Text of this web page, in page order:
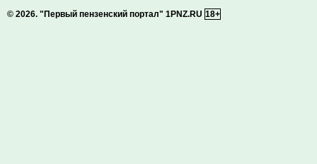
© 2026. "Первый пензенский портал" 1PNZ.RU 18+